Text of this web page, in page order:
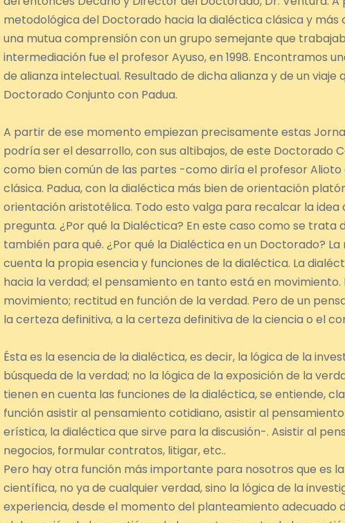
metodológica del Doctorado hacia la dialéctica clásica y
una mutua comprensión con un grupo semejante que
intermediación fue el profesor Ayuso, en 1998. Encontramos
de alianza intelectual. Resultado de dicha alianza y de un
Doctorado Conjunto con Padua.
A partir de ese momento empiezan precisamente estas
podría ser el desarrollo, con sus altibajos, de este Doctorado
como bien común de las partes -como diría el profesor
clásica. Padua, con la dialéctica más bien de orientación
orientación aristotélica. Todo esto valga para recalcar la
pregunta. ¿Por qué la Dialéctica? En este caso como se trata
también para qué. ¿Por qué la Dialéctica en un Doctorado?
cuenta la propia esencia y funciones de la dialéctica. La
hacia la verdad; el pensamiento en tanto está en
movimiento; rectitud en función de la verdad. Pero de un
la certeza definitiva, a la certeza definitiva de la ciencia o el
Ésta es la esencia de la dialéctica, es decir, la lógica de la
búsqueda de la verdad; no la lógica de la exposición de la
tienen en cuenta las funciones de la dialéctica, se entiende,
función asistir al pensamiento cotidiano, asistir al
erística, la dialéctica que sirve para la discusión-. Asistir al
negocios, formular contratos, litigar, etc..
Pero hay otra función más importante para nosotros que es
científica, no ya de cualquier verdad, sino la lógica de la
experiencia, desde el momento del planteamiento adecuado